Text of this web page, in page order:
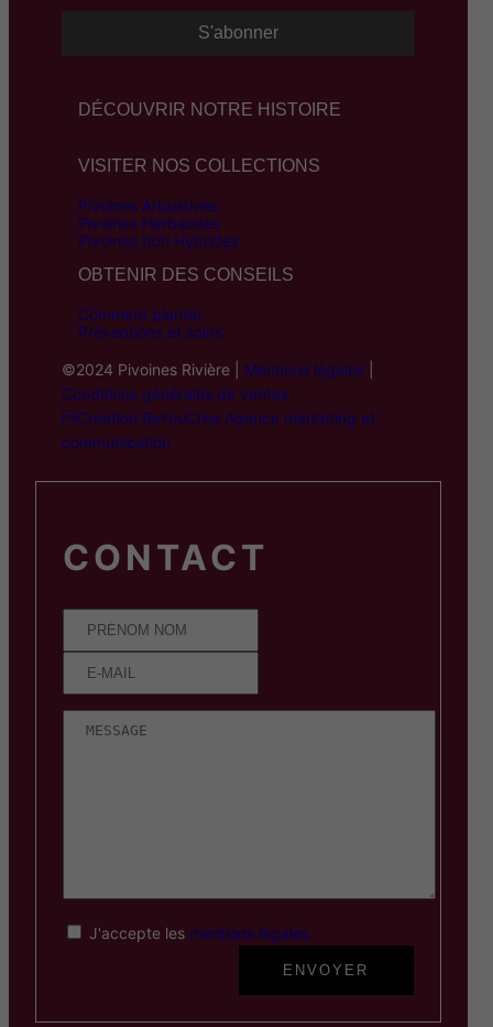
DÉCOUVRIR NOTRE HISTOIRE
VISITER NOS COLLECTIONS
Pivoines Arbustives
Pivoines Herbacées
Pivoines Itoh Hybrides
OBTENIR DES CONSEILS
Comment planter
Préventions et soins
©2024 Pivoines Rivière | Mentions légales
Conditions générales de ventes
Création BeYouCrea Agence marketing et
communication
CONTACT
J'accepte les mentions légales